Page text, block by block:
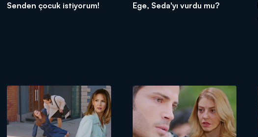
Senden çocuk istiyorum! Ege, Seda'yı vurdu mu?